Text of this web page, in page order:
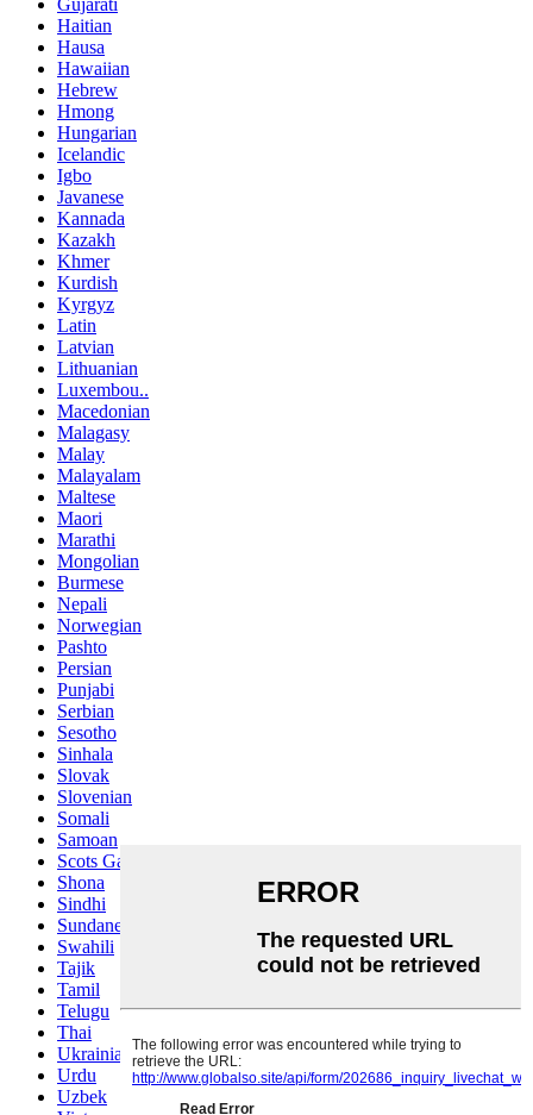
Gujarati
Haitian
Hausa
Hawaiian
Hebrew
Hmong
Hungarian
Icelandic
Igbo
Javanese
Kannada
Kazakh
Khmer
Kurdish
Kyrgyz
Latin
Latvian
Lithuanian
Luxembou..
Macedonian
Malagasy
Malay
Malayalam
Maltese
Maori
Marathi
Mongolian
Burmese
Nepali
Norwegian
Pashto
Persian
Punjabi
Serbian
Sesotho
Sinhala
Slovak
Slovenian
Somali
Samoan
Scots Gaelic
Shona
Sindhi
Sundanese
Swahili
Tajik
Tamil
Telugu
Thai
Ukrainian
Urdu
Uzbek